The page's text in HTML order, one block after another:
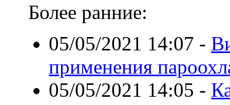
Более ранние:
05/05/2021 14:07 -
применения
05/05/2021 14:05 -